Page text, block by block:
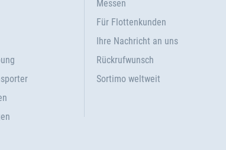
Messen
Für Flottenkunden
Ihre Nachricht an uns
Rückrufwunsch
Sortimo weltweit